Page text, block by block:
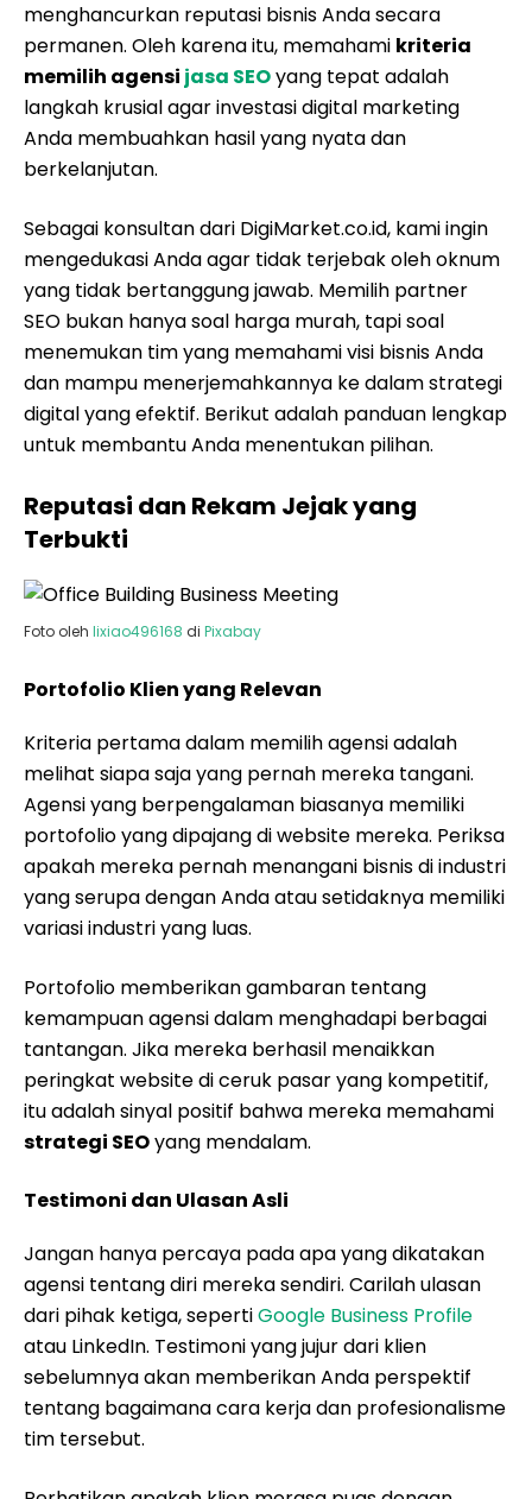
menghancurkan reputasi bisnis Anda secara
permanen. Oleh karena itu, memahami kriteria
memilih agensi jasa SEOyang tepat adalah
langkah krusial agar investasi digital marketing
Anda membuahkan hasil yang nyata dan
berkelanjutan.
Sebagai konsultan dari DigiMarket.co.id, kami ingin
mengedukasi Anda agar tidak terjebak oleh oknum
yang tidak bertanggung jawab. Memilih partner
SEO bukan hanya soal harga murah, tapi soal
menemukan tim yang memahami visi bisnis Anda
dan mampu menerjemahkannya ke dalam strategi
digital yang efektif. Berikut adalah panduan lengkap
untuk membantu Anda menentukan pilihan.
Reputasi dan Rekam Jejak yang
Terbukti
Foto oleh lixiao496168 di Pixabay
Portofolio Klien yang Relevan
Kriteria pertama dalam memilih agensi adalah
melihat siapa saja yang pernah mereka tangani.
Agensi yang berpengalaman biasanya memiliki
portofolio yang dipajang di website mereka. Periksa
apakah mereka pernah menangani bisnis di industri
yang serupa dengan Anda atau setidaknya memiliki
variasi industri yang luas.
Portofolio memberikan gambaran tentang
kemampuan agensi dalam menghadapi berbagai
tantangan. Jika mereka berhasil menaikkan
peringkat website di ceruk pasar yang kompetitif,
itu adalah sinyal positif bahwa mereka memahami
strategi SEOyang mendalam.
Testimoni dan Ulasan Asli
Jangan hanya percaya pada apa yang dikatakan
agensi tentang diri mereka sendiri. Carilah ulasan
dari pihak ketiga, sepertiGoogle Business Profile
atau LinkedIn. Testimoni yang jujur dari klien
sebelumnya akan memberikan Anda perspektif
tentang bagaimana cara kerja dan profesionalisme
tim tersebut.